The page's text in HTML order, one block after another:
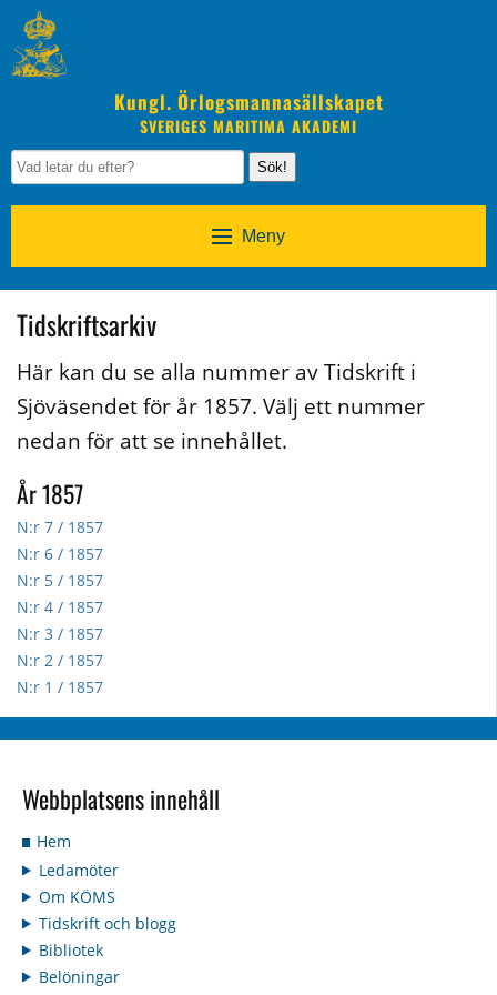
Kungl. Örlogsmannasällskapet
SVERIGES MARITIMA AKADEMI
Sök!
Meny
Tidskriftsarkiv
Här kan du se alla nummer av Tidskrift i
Sjöväsendet för år 1857. Välj ett nummer
nedan för att se innehållet.
År 1857
N:r 7 / 1857
N:r 6 / 1857
N:r 5 / 1857
N:r 4 / 1857
N:r 3 / 1857
N:r 2 / 1857
N:r 1 / 1857
Webbplatsens innehåll
Hem
Ledamöter
Om KÖMS
Tidskrift och blogg
Bibliotek
Belöningar